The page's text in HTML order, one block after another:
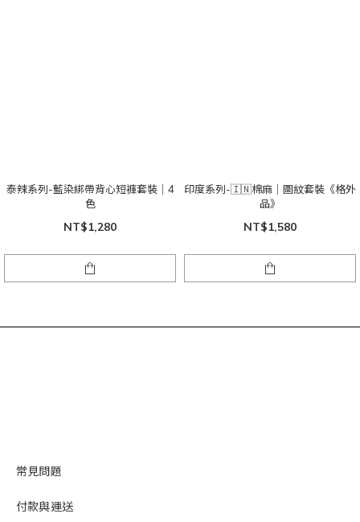
泰辣系列-藍染綁帶背心短褲套裝｜4
色
NT$1,280
印度系列-🇮🇳棉麻｜圖紋套裝《格外
品》
NT$1,580
常見問題
付款與運送